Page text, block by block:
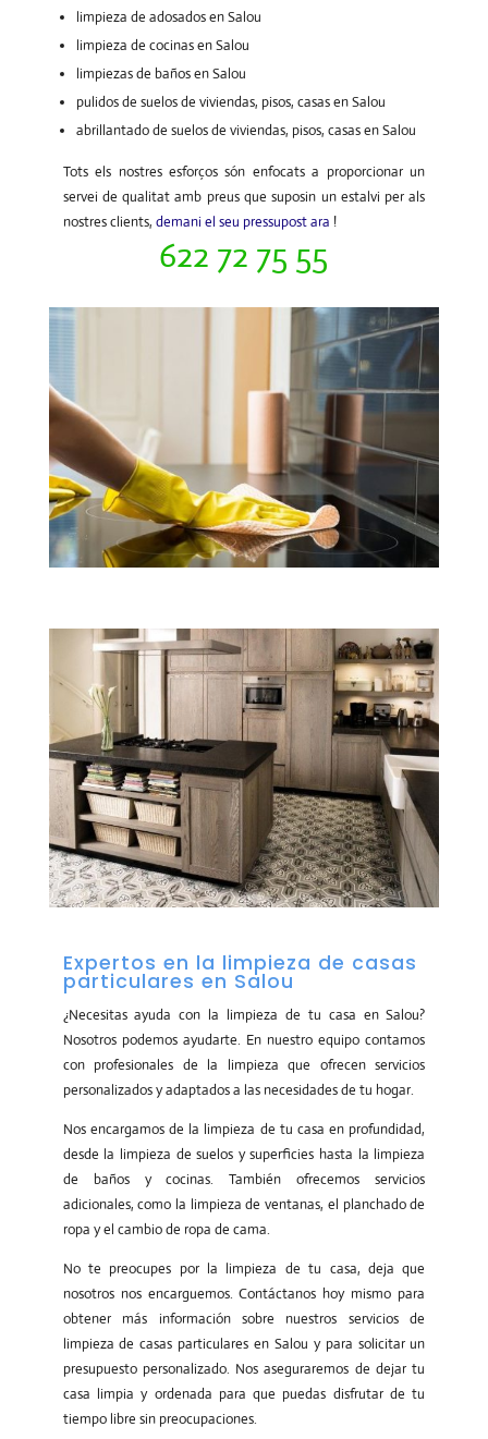
limpieza de adosados en Salou
limpieza de cocinas en Salou
limpiezas de baños en Salou
pulidos de suelos de viviendas, pisos, casas en Salou
abrillantado de suelos de viviendas, pisos, casas en Salou
Tots els nostres esforços són enfocats a proporcionar un
servei de qualitat amb preus que suposin un estalvi per als
nostres clients, demani el seu pressupost ara !
622 72 75 55
Expertos en la limpieza de casas
particulares en Salou
¿Necesitas ayuda con la limpieza de tu casa en Salou?
Nosotros podemos ayudarte. En nuestro equipo contamos
con profesionales de la limpieza que ofrecen servicios
personalizados y adaptados a las necesidades de tu hogar.
Nos encargamos de la limpieza de tu casa en profundidad,
desde la limpieza de suelos y superficies hasta la limpieza
de baños y cocinas. También ofrecemos servicios
adicionales, como la limpieza de ventanas, el planchado de
ropa y el cambio de ropa de cama.
No te preocupes por la limpieza de tu casa, deja que
nosotros nos encarguemos. Contáctanos hoy mismo para
obtener más información sobre nuestros servicios de
limpieza de casas particulares en Salou y para solicitar un
presupuesto personalizado. Nos aseguraremos de dejar tu
casa limpia y ordenada para que puedas disfrutar de tu
tiempo libre sin preocupaciones.